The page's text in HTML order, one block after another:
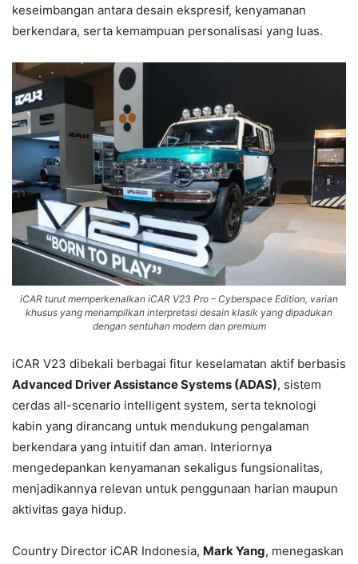
keseimbangan antara desain ekspresif, kenyamanan
berkendara, serta kemampuan personalisasi yang luas.
iCAR turut memperkenalkan iCAR V23 Pro – Cyberspace Edition, varian
khusus yang menampilkan interpretasi desain klasik yang dipadukan
dengan sentuhan modern dan premium
iCAR V23 dibekali berbagai fitur keselamatan aktif berbasis
Advanced Driver Assistance Systems (ADAS), sistem
cerdas all-scenario intelligent system, serta teknologi
kabin yang dirancang untuk mendukung pengalaman
berkendara yang intuitif dan aman. Interiornya
mengedepankan kenyamanan sekaligus fungsionalitas,
menjadikannya relevan untuk penggunaan harian maupun
aktivitas gaya hidup.
Country Director iCAR Indonesia, Mark Yang, menegaskan